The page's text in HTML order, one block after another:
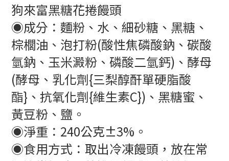
狗來富黑糖花捲饅頭
◉成分：麵粉、水、細砂糖、黑糖、
棕櫚油、泡打粉(酸性焦磷酸鈉、碳酸
氫鈉、玉米澱粉、磷酸二氫鈣)、酵母
(酵母、乳化劑{三梨醇酐單硬脂酸
酯}、抗氧化劑{維生素C})、黑糖蜜、
黃豆粉、鹽。
◉淨重：240公克±3%。
◉食用方式：取出冷凍饅頭，放在常